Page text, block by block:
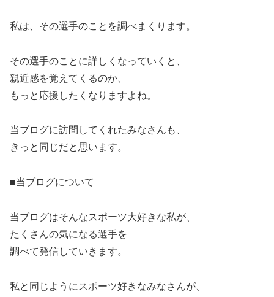
私は、その選手のことを調べまくります。
その選手のことに詳しくなっていくと、
親近感を覚えてくるのか、
もっと応援したくなりますよね。
当ブログに訪問してくれたみなさんも、
きっと同じだと思います。
■当ブログについて
当ブログはそんなスポーツ大好きな私が、
たくさんの気になる選手を
調べて発信していきます。
私と同じようにスポーツ好きなみなさんが、